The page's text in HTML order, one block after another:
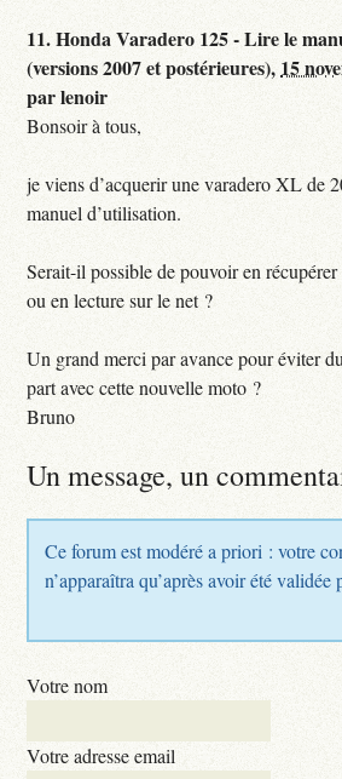
11.Honda Varadero 125 - Lire le
(versions 2007 et postérieures), 15
parlenoir
Bonsoir à tous,
je viens d’acquerir une varadero XL de
manuel d’utilisation.
Serait-il possible de pouvoir en
ou en lecture sur le net ?
Un grand merci par avance pour éviter
part avec cette nouvelle moto ?
Bruno
Un message, un
Ce forum est modéré a priori : votre
n’apparaîtra qu’après avoir été validée
Votre nom
Votre adresse email